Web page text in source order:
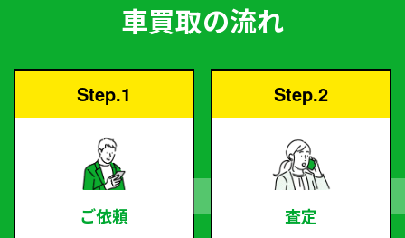
車買取の流れ
Step.1
ご依頼
Step.2
査定